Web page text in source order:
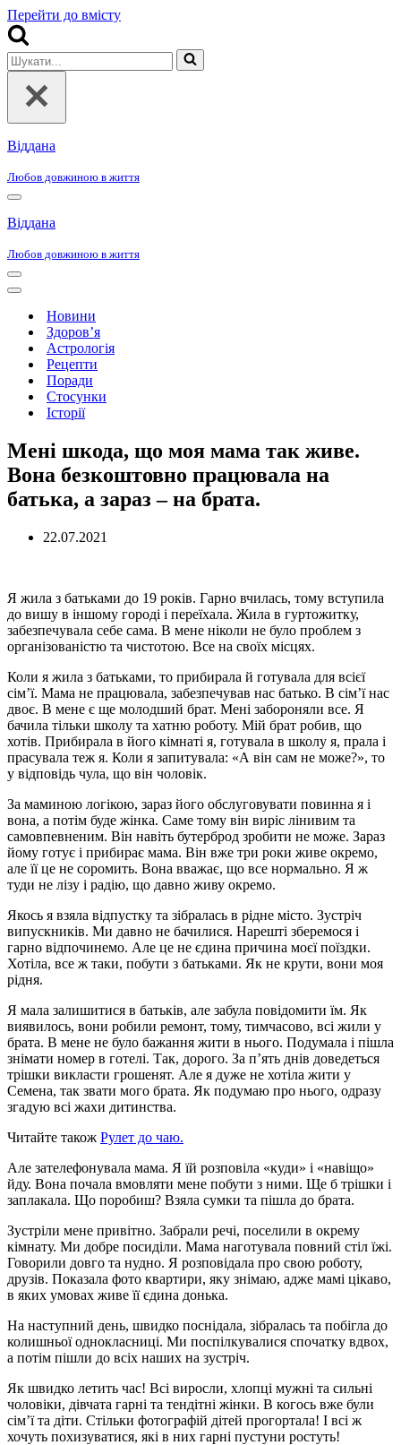
Перейти до вмісту
Шукати...
Віддана
Любов довжиною в життя
Меню
навігації
Віддана
Любов довжиною в життя
Меню
навігації
Меню
навігаціїНовини
Здоров’я
Астрологія
Рецепти
Поради
Стосунки
Історії
Мені шкода, що моя мама так живе.
Вона безкоштовно працювала на
батька, а зараз – на брата.
22.07.2021
Я жила з батьками до 19 років. Гарно вчилась, тому вступила
до вишу в іншому городі і переїхала. Жила в гуртожитку,
забезпечувала себе сама. В мене ніколи не було проблем з
організованістю та чистотою. Все на своїх місцях.
Коли я жила з батьками, то прибирала й готувала для всієї
сім’ї. Мама не працювала, забезпечував нас батько. В сім’ї нас
двоє. В мене є ще молодший брат. Мені забороняли все. Я
бачила тільки школу та хатню роботу. Мій брат робив, що
хотів. Прибирала в його кімнаті я, готувала в школу я, прала і
прасувала теж я. Коли я запитувала: «А він сам не може?», то
у відповідь чула, що він чоловік.
За маминою логікою, зараз його обслуговувати повинна я і
вона, а потім буде жінка. Саме тому він виріс лінивим та
самовпевненим. Він навіть бутерброд зробити не може. Зараз
йому готує і прибирає мама. Він вже три роки живе окремо,
але її це не соромить. Вона вважає, що все нормально. Я ж
туди не лізу і радію, що давно живу окремо.
Якось я взяла відпустку та зібралась в рідне місто. Зустріч
випускників. Ми давно не бачилися. Нарешті зберемося і
гарно відпочинемо. Але це не єдина причина моєї поїздки.
Хотіла, все ж таки, побути з батьками. Як не крути, вони моя
рідня.
Я мала залишитися в батьків, але забула повідомити їм. Як
виявилось, вони робили ремонт, тому, тимчасово, всі жили у
брата. В мене не було бажання жити в нього. Подумала і пішла
знімати номер в готелі. Так, дорого. За п’ять днів доведеться
трішки викласти грошенят. Але я дуже не хотіла жити у
Семена, так звати мого брата. Як подумаю про нього, одразу
згадую всі жахи дитинства.
Читайте також Рулет до чаю.
Але зателефонувала мама. Я їй розповіла «куди» і «навіщо»
йду. Вона почала вмовляти мене побути з ними. Ще б трішки і
заплакала. Що поробиш? Взяла сумки та пішла до брата.
Зустріли мене привітно. Забрали речі, поселили в окрему
кімнату. Ми добре посиділи. Мама наготувала повний стіл їжі.
Говорили довго та нудно. Я розповідала про свою роботу,
друзів. Показала фото квартири, яку знімаю, адже мамі цікаво,
в яких умовах живе її єдина донька.
На наступний день, швидко поснідала, зібралась та побігла до
колишньої однокласниці. Ми поспілкувалися спочатку вдвох,
а потім пішли до всіх наших на зустріч.
Як швидко летить час! Всі виросли, хлопці мужні та сильні
чоловіки, дівчата гарні та тендітні жінки. В когось вже були
сім’ї та діти. Стільки фотографій дітей прогортала! І всі ж
хочуть похизуватися, які в них гарні пустуни ростуть!